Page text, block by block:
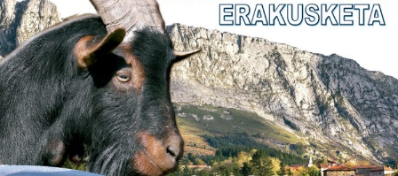
Iragarki-taula
Lursail Market